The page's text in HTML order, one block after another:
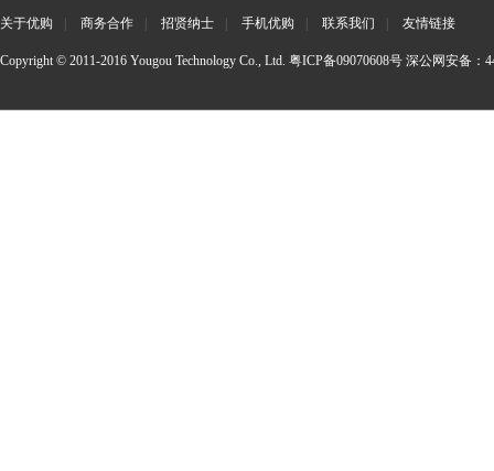
关于优购 商务合作 招贤纳士 手机优购 联系我们 友情链接
Copyright © 2011-2016 Yougou Technology Co., Ltd. 粤ICP备09070608号 深公网安备：